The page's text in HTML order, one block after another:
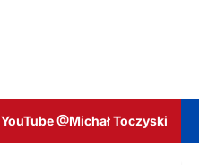
YouTube @Michał Toczyski